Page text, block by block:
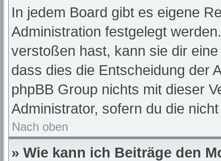
In jedem Board gibt es eigene
Administration festgelegt
verstoßen hast, kann sie dir
dass dies die Entscheidung der
phpBB Group nichts mit dieser
Administrator, sofern du die
Nach oben
» Wie kann ich Beiträge den